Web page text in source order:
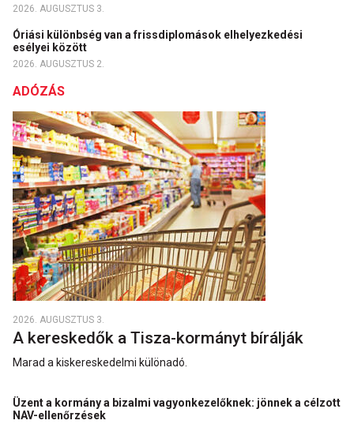
2026. AUGUSZTUS 3.
Óriási különbség van a frissdiplomások elhelyezkedési
esélyei között
2026. AUGUSZTUS 2.
ADÓZÁS
2026. AUGUSZTUS 3.
A kereskedők a Tisza-kormányt bírálják
Marad a kiskereskedelmi különadó.
Üzent a kormány a bizalmi vagyonkezelőknek: jönnek a célzott
NAV-ellenőrzések